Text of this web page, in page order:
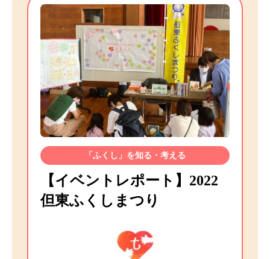
「ふくし」を知る・考える
【イベントレポート】2022
但東ふくしまつり